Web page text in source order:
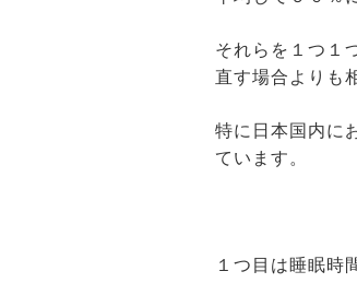
それらを１つ１
直す場合よりも
特に日本国内に
ています。
１つ目は睡眠時